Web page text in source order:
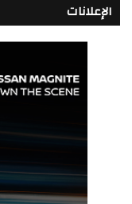
الإعلانات